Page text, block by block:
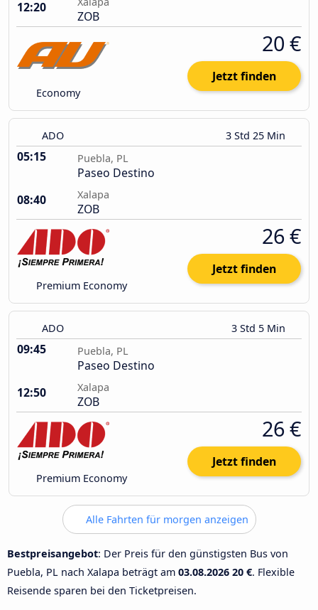
12:20
ZOB
Economy
20 €
Jetzt finden
ADO 3 Std 25 Min
05:15 Puebla, PL
Paseo Destino
08:40
Xalapa
ZOB
Premium Economy
26 €
Jetzt finden
ADO 3 Std 5 Min
09:45 Puebla, PL
Paseo Destino
12:50
Xalapa
ZOB
Premium Economy
26 €
Jetzt finden
Alle Fahrten für morgen anzeigen
Bestpreisangebot: Der Preis für den günstigsten Bus von
Puebla, PL nach Xalapa beträgt am 03.08.2026 20 €. Flexible
Reisende sparen bei den Ticketpreisen.